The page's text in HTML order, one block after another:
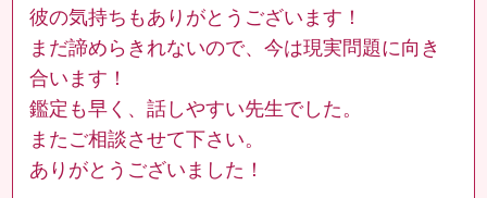
彼の気持ちもありがとうございます！
まだ諦めらきれないので、今は現実問題に向き
合います！
鑑定も早く、話しやすい先生でした。
またご相談させて下さい。
ありがとうございました！